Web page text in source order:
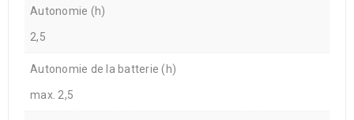
Autonomie (h)
2,5
Autonomie de la batterie (h)
max. 2,5